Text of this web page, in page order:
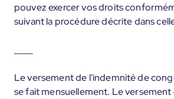
pouvez exercer vos droits
suivant la procédure décrite dans
Le versement de l'indemnité de
se fait mensuellement. Le